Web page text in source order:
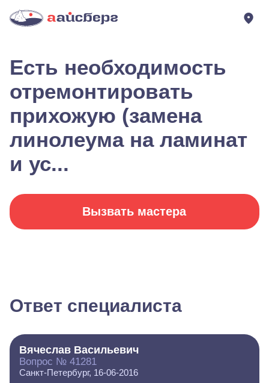
Есть необходимость
отремонтировать
прихожую (замена
линолеума на ламинат
и ус...
Вызвать мастера
Ответ специалиста
Вячеслав Васильевич
Вопрос № 41281
Санкт-Петербург, 16-06-2016